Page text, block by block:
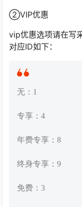
②VIP优惠
vip优惠选项请在写
对应ID如下：
无：1
专享：4
年费专享：8
终身专享：9
免费：3